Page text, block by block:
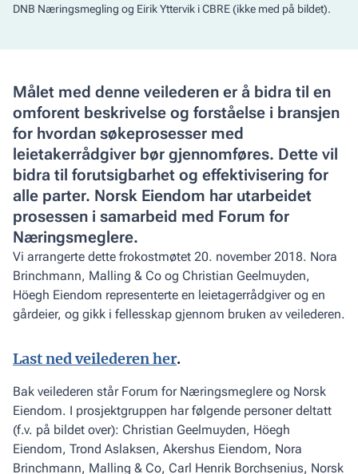
DNB Næringsmegling og Eirik Yttervik i CBRE (ikke med på bildet).
Målet med denne veilederen er å bidra til en
omforent beskrivelse og forståelse i bransjen
for hvordan søkeprosesser med
leietakerrådgiver bør gjennomføres. Dette vil
bidra til forutsigbarhet og effektivisering for
alle parter. Norsk Eiendom har utarbeidet
prosessen i samarbeid med Forum for
Næringsmeglere.
Vi arrangerte dette frokostmøtet 20. november 2018. Nora
Brinchmann, Malling & Co og Christian Geelmuyden,
Höegh Eiendom representerte en leietagerrådgiver og en
gårdeier, og gikk i fellesskap gjennom bruken av veilederen.
Last ned veilederen her.
Bak veilederen står Forum for Næringsmeglere og Norsk
Eiendom. I prosjektgruppen har følgende personer deltatt
(f.v. på bildet over): Christian Geelmuyden, Höegh
Eiendom, Trond Aslaksen, Akershus Eiendom, Nora
Brinchmann, Malling & Co, Carl Henrik Borchsenius, Norsk